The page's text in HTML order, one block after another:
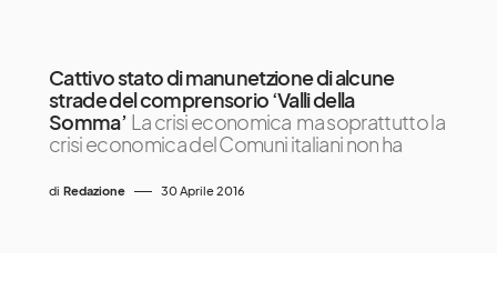
Cattivo stato di manunetzione di alcune
strade del comprensorio ‘Valli della
Somma’ La crisi economica ma soprattutto la
crisi economica del Comuni italiani non ha
di Redazione 30 Aprile 2016